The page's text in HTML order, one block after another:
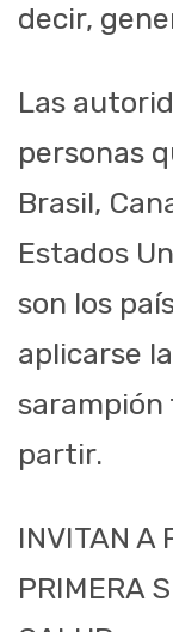
decir,
Las
personas
Brasil,
Estados
son los
aplicarse
sarampión
partir.
INVITAN A
PRIMERA